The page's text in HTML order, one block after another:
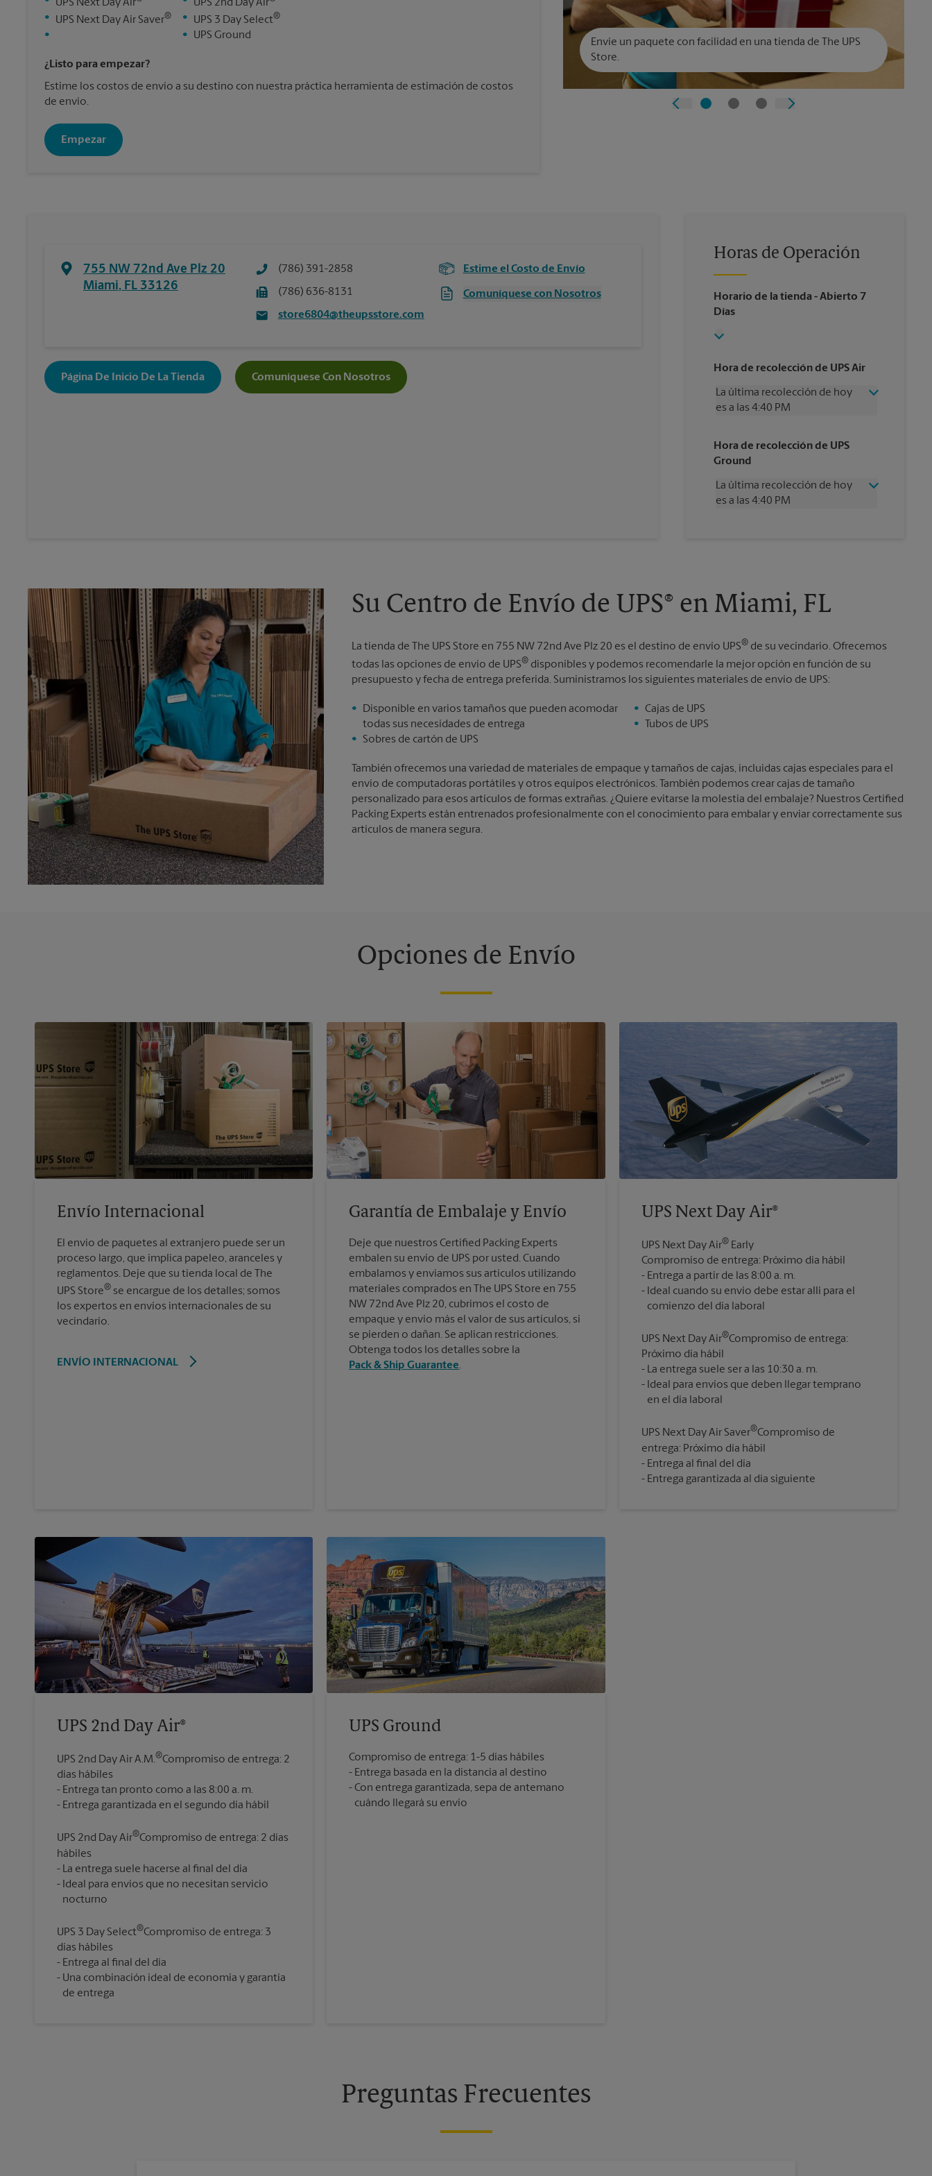
UPS Next Day Air
• UPS Next Day Air Saver®
•
UPS 2nd Day Air
• UPS 3 Day Select®
• UPS Ground
¿Listo para empezar?
Estime los costos de envío a su destino con nuestra práctica herramienta de estimación de costos
de envío.
Empezar
Envíe un paquete con facilidad en una tienda de The UPS
Store.
755 NW 72nd Ave Plz 20
Miami, FL 33126
(786) 391-2858
(786) 636-8131
store6804@theupsstore.com
Estime el Costo de Envío
Comuníquese con Nosotros
Página De Inicio De La Tienda Comuníquese Con Nosotros
Horas de Operación
Horario de la tienda - Abierto 7
Días
Hora de recolección de UPS Air
La última recolección de hoy
es a las 4:40 PM
Jueves
4:40 PM
Viernes
Sábado
1:00 PM
Domingo
Sin Recolección
Hora de recolección de UPS
Ground
La última recolección de hoy
es a las 4:40 PM
Domingo
Sin Recolección
Lunes
4:40 PM
Su Centro de Envío de UPS® en Miami, FL
La tienda de The UPS Store en 755 NW 72nd Ave Plz 20 es el destino de envío UPS® de su vecindario. Ofrecemos
todas las opciones de envío de UPS® disponibles y podemos recomendarle la mejor opción en función de su
presupuesto y fecha de entrega preferida. Suministramos los siguientes materiales de envío de UPS:
Disponible en varios tamaños que pueden acomodar
todas sus necesidades de entrega
Sobres de cartón de UPS
Cajas de UPS
Tubos de UPS
También ofrecemos una variedad de materiales de empaque y tamaños de cajas, incluidas cajas especiales para el
envío de computadoras portátiles y otros equipos electrónicos. También podemos crear cajas de tamaño
personalizado para esos artículos de formas extrañas. ¿Quiere evitarse la molestia del embalaje? Nuestros Certified
Packing Experts están entrenados profesionalmente con el conocimiento para embalar y enviar correctamente sus
artículos de manera segura.
Opciones de Envío
Envío Internacional
El envío de paquetes al extranjero puede ser un
proceso largo, que implica papeleo, aranceles y
reglamentos. Deje que su tienda local de The
UPS Store® se encargue de los detalles; somos
los expertos en envíos internacionales de su
vecindario.
ENVÍO INTERNACIONAL
Garantía de Embalaje y Envío
Deje que nuestros Certified Packing Experts
embalen su envío de UPS por usted. Cuando
embalamos y enviamos sus artículos utilizando
materiales comprados en The UPS Store en 755
NW 72nd Ave Plz 20, cubrimos el costo de
empaque y envío más el valor de sus artículos, si
se pierden o dañan. Se aplican restricciones.
Obtenga todos los detalles sobre la
Pack & Ship Guarantee.
UPS Next Day Air®
UPS Next Day Air®Early
Compromiso de entrega: Próximo día hábil
Entrega a partir de las 8:00 a. m.
Ideal cuando su envío debe estar allí para el
UPS Next Day Air®Compromiso de entrega:
Próximo día hábil
La entrega suele ser a las 10:30 a. m.
Ideal para envíos que deben llegar temprano
UPS Next Day Air Saver®Compromiso de
entrega: Próximo día hábil
Entrega al final del día
Entrega garantizada al día siguiente
UPS 2nd Day Air®
UPS 2nd Day Air A.M.®Compromiso de entrega: 2
días hábiles
Entrega tan pronto como a las 8:00 a. m.
UPS 2nd Day Air®Compromiso de entrega: 2 días
hábiles
La entrega suele hacerse al final del día
Ideal para envíos que no necesitan servicio
UPS 3 Day Select®Compromiso de entrega: 3
días hábiles
Entrega al final del día
Una combinación ideal de economía y garantía
de entrega
UPS Ground
Compromiso de entrega: 1-5 días hábiles
Entrega basada en la distancia al destino
Con entrega garantizada, sepa de antemano
cuándo llegará su envío
Preguntas Frecuentes